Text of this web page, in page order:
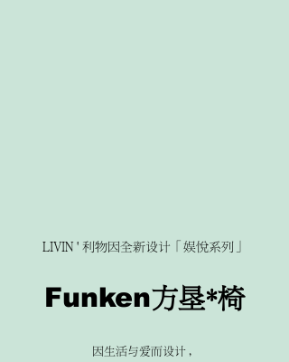
LIVIN ' 利物因全新设计「娱悅系列」
Funken方垦*椅
因生活与爱而设计，